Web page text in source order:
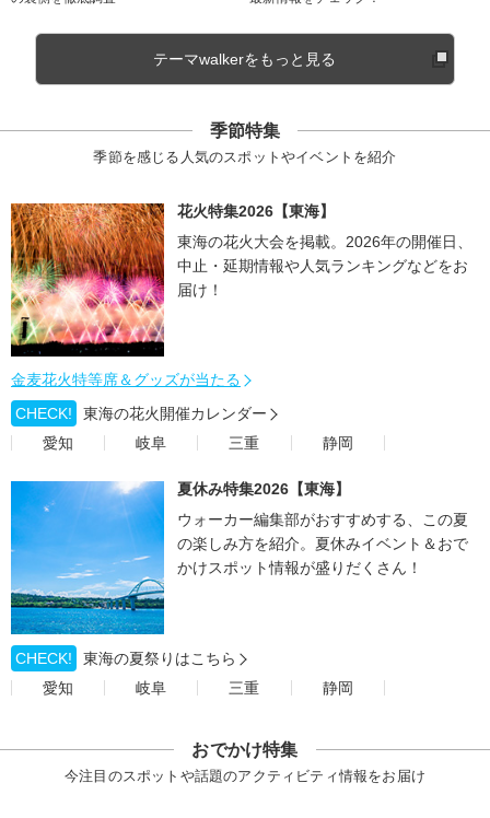
テーマwalkerをもっと見る
季節特集
季節を感じる人気のスポットやイベントを紹介
花火特集2026【東海】
東海の花火大会を掲載。2026年の開催日、
中止・延期情報や人気ランキングなどをお
届け！
金麦花火特等席＆グッズが当たる
CHECK!
東海の花火開催カレンダー
愛知
岐阜 三重 静岡
夏休み特集2026【東海】
ウォーカー編集部がおすすめする、この夏
の楽しみ方を紹介。夏休みイベント＆おで
かけスポット情報が盛りだくさん！
CHECK!
東海の夏祭りはこちら
愛知
岐阜 三重 静岡
おでかけ特集
今注目のスポットや話題のアクティビティ情報をお届け